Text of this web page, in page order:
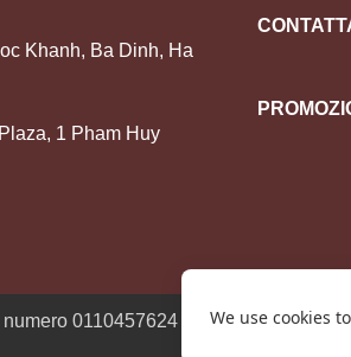
Khanh, Ba Dinh, Ha
1 Pham Huy
numero 0110457624 presso ilWe use cookies